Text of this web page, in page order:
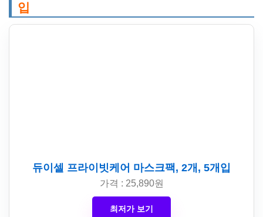
입
듀이셀 프라이빗케어 마스크팩, 2개, 5개입
가격 : 25,890원
최저가 보기